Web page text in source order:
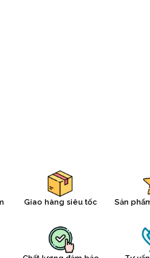
Giao hàng siêu tốc Sản